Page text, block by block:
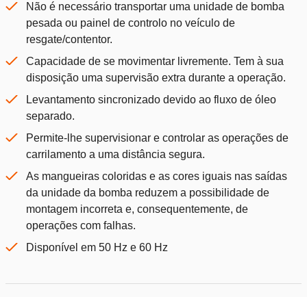
Não é necessário transportar uma unidade de bomba
pesada ou painel de controlo no veículo de
resgate/contentor.
Capacidade de se movimentar livremente. Tem à sua
disposição uma supervisão extra durante a operação.
Levantamento sincronizado devido ao fluxo de óleo
separado.
Permite-lhe supervisionar e controlar as operações de
carrilamento a uma distância segura.
As mangueiras coloridas e as cores iguais nas saídas
da unidade da bomba reduzem a possibilidade de
montagem incorreta e, consequentemente, de
operações com falhas.
Disponível em 50 Hz e 60 Hz